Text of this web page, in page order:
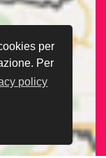
per
Per
policy